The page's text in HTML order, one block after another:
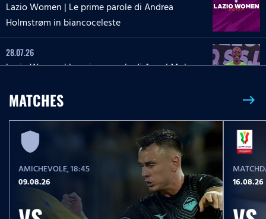
Lazio Women | Le prime parole di Andrea
Holmstrøm in biancoceleste
28.07.26
Lazio Women | Le prime parole di Angel Mukasa
Lazio Women | Le parole di Martina Zanoli a
Lazio Style Tv
27.07.26
Lazio Women | Le prime parole di Carlotta Masu
in biancoceleste
MATCHES east
AMICHEVOLE, 18:45
09.08.26
16.08.26